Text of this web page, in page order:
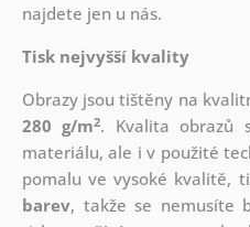
najdete jen u nás.
Tisk nejvyšší kvality
Obrazy jsou tištěny na
280 g/m2. Kvalita obrazů
materiálu, ale i v použité
pomalu ve vysoké kvalitě,
barev, takže se nemusíte